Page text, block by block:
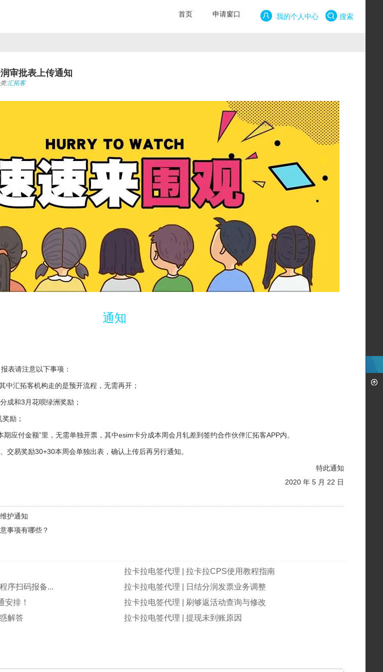
我的个人中心 搜索
首页 申请窗口
审批表上传通知
:汇拓客
通知
表请注意以下事项：
中汇拓客机构走的是预开流程，无需再开；
成和3月花呗绿洲奖励；
励；
期应付金额”里，无需单独开票，其中esim卡分成本周会月轧差到签约合作伙伴汇拓客APP内。
交易奖励30+30本周会单独出表，确认上传后再另行通知。
特此通知
2020 年 5 月 22 日
护通知
事项有哪些？
拉卡拉电签代理 | 拉卡拉CPS使用教程指南
序扫码报备...
拉卡拉电签代理 | 日结分润发票业务调整
安排！
拉卡拉电签代理 | 刷够返活动查询与修改
解答
拉卡拉电签代理 | 提现未到账原因